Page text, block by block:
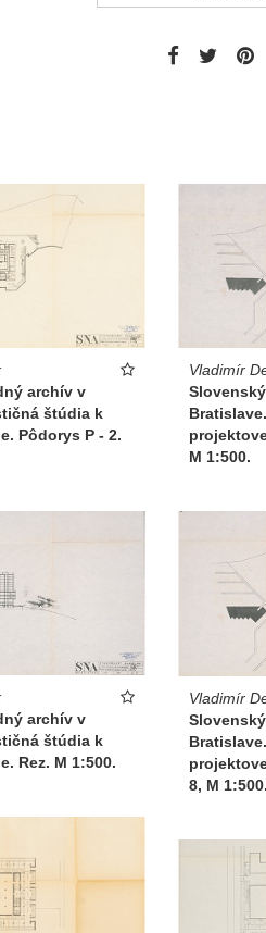
archív v
štúdia k
Pôdorys P - 2.
Vladimír
M 1:500.
Vladimír
8, M 1:500.
archív v
štúdia k
Rez. M 1:500.